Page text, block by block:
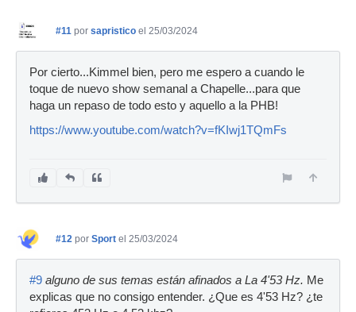
#11 por sapristico el 25/03/2024
Por cierto...Kimmel bien, pero me espero a cuando le
toque de nuevo show semanal a Chapelle...para que
haga un repaso de todo esto y aquello a la PHB!
https://www.youtube.com/watch?v=fKIwj1TQmFs
#12 por Sport el 25/03/2024
#9 alguno de sus temas están afinados a La 4'53 Hz. Me
explicas que no consigo entender. ¿Que es 4'53 Hz? ¿te